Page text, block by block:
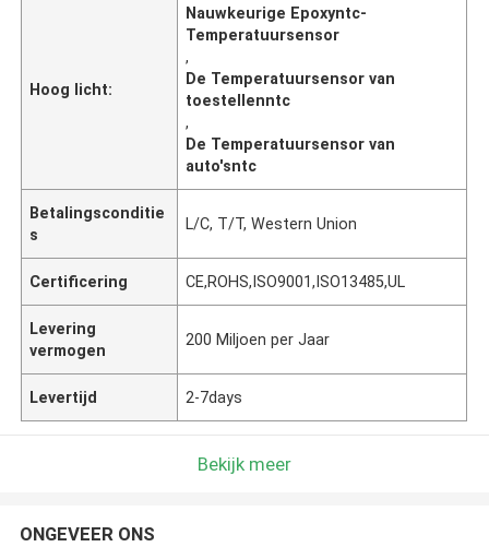
Hoog licht:
Nauwkeurige Epoxyntc-
Temperatuursensor
,
De Temperatuursensor van
toestellenntc
,
De Temperatuursensor van
auto'sntc
Betalingsconditie
s
L/C, T/T, Western Union
Certificering CE,ROHS,ISO9001,ISO13485,UL
Levering
vermogen
200 Miljoen per Jaar
Levertijd 2-7days
Bekijk meer
ONGEVEER ONS